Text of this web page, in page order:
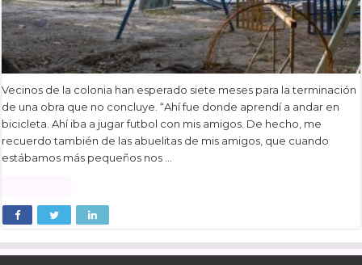
Vecinos de la colonia han esperado siete meses para la terminación
de una obra que no concluye. “Ahí fue donde aprendí a andar en
bicicleta. Ahí iba a jugar futbol con mis amigos. De hecho, me
recuerdo también de las abuelitas de mis amigos, que cuando
estábamos más pequeños nos …